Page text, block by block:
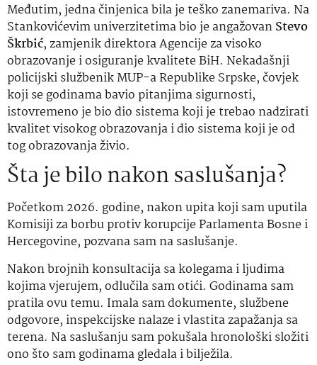
Međutim, jedna činjenica bila je teško zanemariva. Na
Stankovićevim univerzitetima bio je angažovanStevo
Škrbić, zamjenik direktora Agencije za visoko
obrazovanje i osiguranje kvalitete BiH. Nekadašnji
policijski službenik MUP-a Republike Srpske, čovjek
koji se godinama bavio pitanjima sigurnosti,
istovremeno je bio dio sistema koji je trebao nadzirati
kvalitet visokog obrazovanja i dio sistema koji je od
tog obrazovanja živio.
Šta je bilo nakon saslušanja?
Početkom 2026. godine, nakon upita koji sam uputila
Komisiji za borbu protiv korupcije Parlamenta Bosne i
Hercegovine, pozvana sam na saslušanje.
Nakon brojnih konsultacija sa kolegama i ljudima
kojima vjerujem, odlučila sam otići. Godinama sam
pratila ovu temu. Imala sam dokumente, službene
odgovore, inspekcijske nalaze i vlastita zapažanja sa
terena. Na saslušanju sam pokušala hronološki složiti
ono što sam godinama gledala i bilježila.